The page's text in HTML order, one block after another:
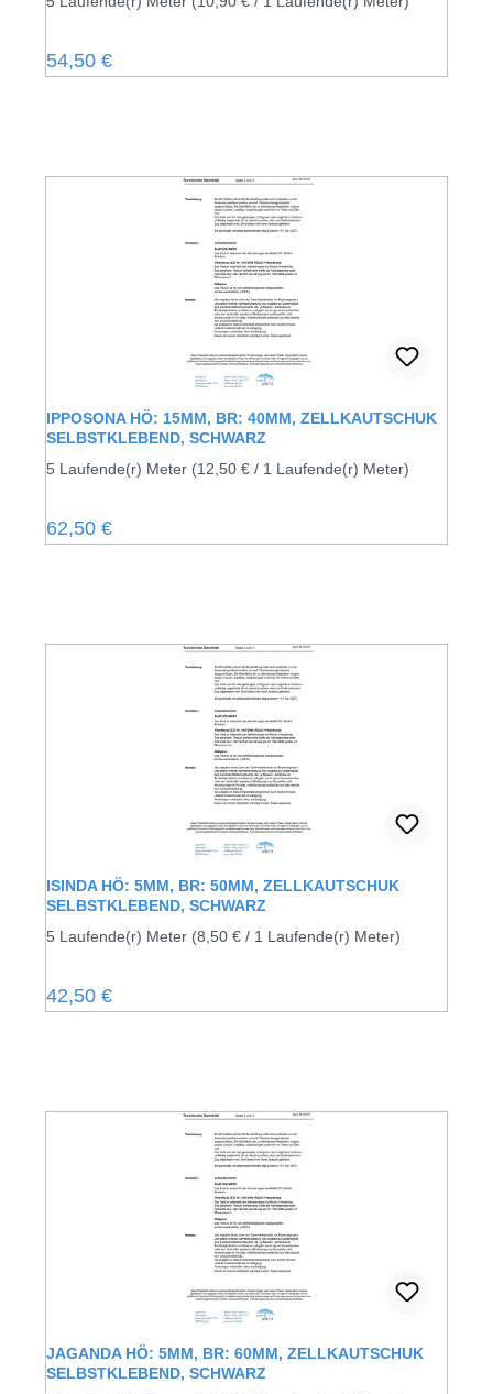
Regulärer Preis:
54,50 €
IPPOSONA HÖ: 15MM, BR: 40MM, ZELLKAUTSCHUK
SELBSTKLEBEND, SCHWARZ
5 Laufende(r) Meter (12,50 € / 1 Laufende(r) Meter)
Regulärer Preis:
62,50 €
ISINDA HÖ: 5MM, BR: 50MM, ZELLKAUTSCHUK
SELBSTKLEBEND, SCHWARZ
5 Laufende(r) Meter (8,50 € / 1 Laufende(r) Meter)
Regulärer Preis:
42,50 €
JAGANDA HÖ: 5MM, BR: 60MM, ZELLKAUTSCHUK
SELBSTKLEBEND, SCHWARZ